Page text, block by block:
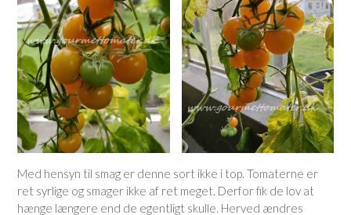
Med hensyn til smag er denne sort ikke i top. Tomaterne er
ret syrlige og smager ikke af ret meget. Derfor fik de lov at
hænge længere end de egentligt skulle. Herved ændres